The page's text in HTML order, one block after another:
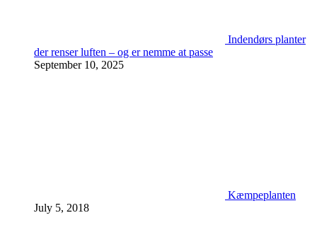
Indendørs planter
der renser luften – og er nemme at passe
September 10, 2025
Kæmpeplanten
July 5, 2018